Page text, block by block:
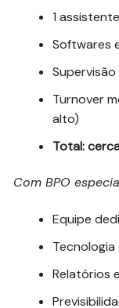
1
Softwares
Turnover
alto)
Total:
Com BPO
Equipe
Relatórios